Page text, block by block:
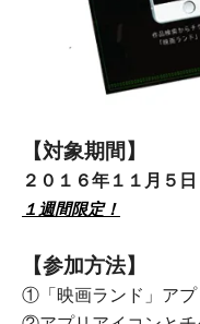
【対象期間】
２０１６年１１月５
１週間限定！
【参加方法】
①「映画ランド」アプ